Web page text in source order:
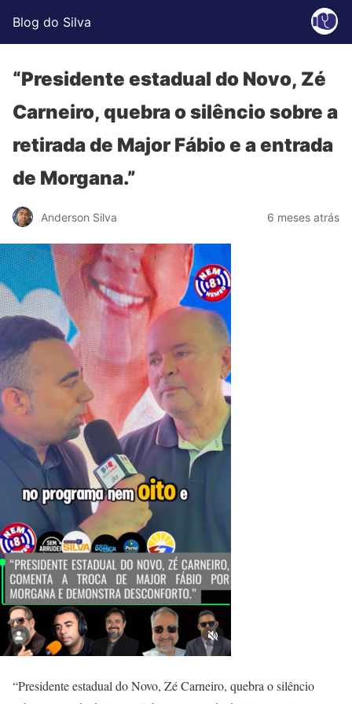
Blog do Silva
“Presidente estadual do Novo, Zé
Carneiro, quebra o silêncio sobre a
retirada de Major Fábio e a entrada
de Morgana.”
Anderson Silva 6 meses atrás
“Presidente estadual do Novo, Zé Carneiro, quebra o silêncio